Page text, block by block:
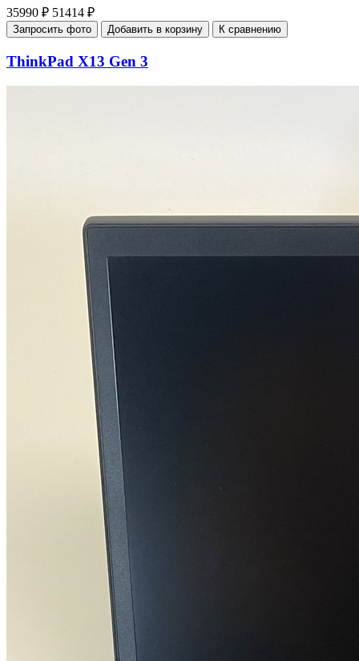
35990 ₽ 51414 ₽
Запросить фото Добавить в корзину К сравнению
ThinkPad X13 Gen 3